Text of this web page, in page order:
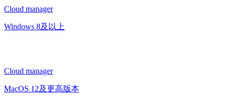
Cloud manager
Windows 8及以上
Cloud manager
MacOS 12及更高版本